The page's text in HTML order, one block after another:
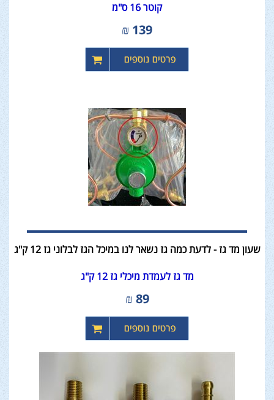
קוטר 16 ס"מ
139
₪
שעון מד גז - לדעת כמה גז נשאר לנו במיכל הגז לבלוני גז 12 ק"ג
מד גז לעמדת מיכלי גז 12 ק"ג
89
₪